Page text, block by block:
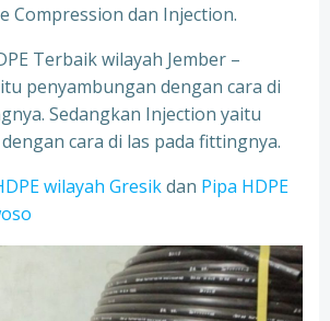
Compression dan Injection.
Terbaik wilayah Jember –
penyambungan dengan cara di
Sedangkan Injection yaitu
cara di las pada fittingnya.
wilayah Gresikdan Pipa HDPE